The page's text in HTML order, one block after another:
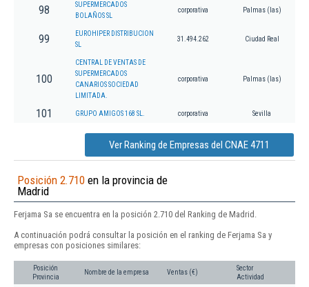
98
SUPERMERCADOS
BOLAÑOS SL
corporativa Palmas (las)
99
EUROHIPER DISTRIBUCION
SL
31.494.262 Ciudad Real
100
CENTRAL DE VENTAS DE
SUPERMERCADOS
CANARIOS SOCIEDAD
LIMITADA.
corporativa Palmas (las)
101 GRUPO AMIGOS 168 SL. corporativa Sevilla
Ver Ranking de Empresas del CNAE 4711
Posición 2.710 en la provincia de
Madrid
Ferjama Sa se encuentra en la posición 2.710 del Ranking de Madrid.
A continuación podrá consultar la posición en el ranking de Ferjama Sa y
empresas con posiciones similares:
Posición
Provincia
Nombre de la empresa Ventas (€)
Sector
Actividad